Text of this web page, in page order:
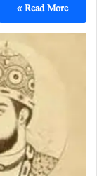
Read More »